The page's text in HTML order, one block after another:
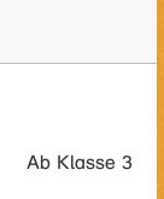
Ab Klasse 3